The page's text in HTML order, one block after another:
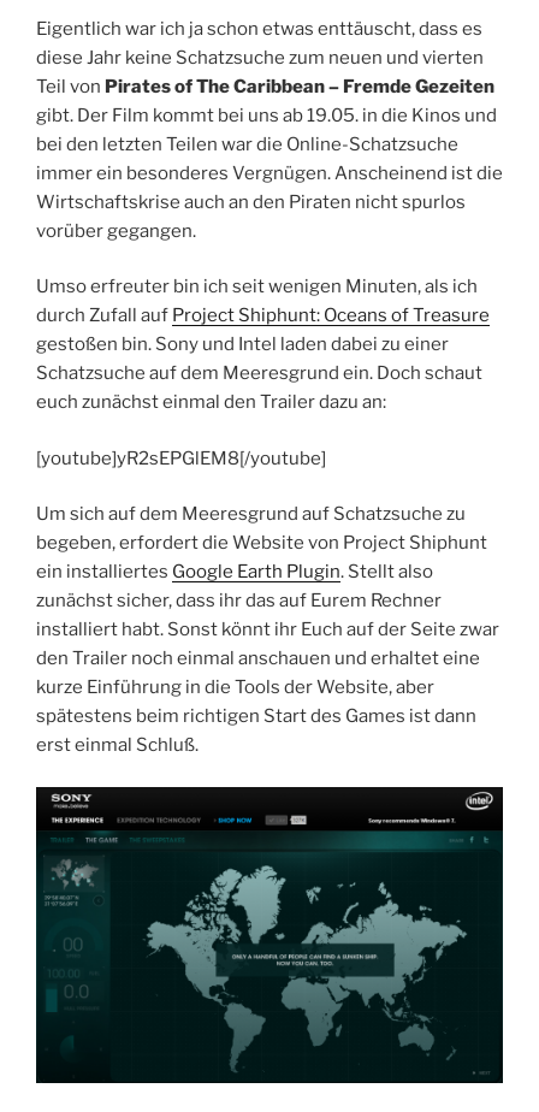
Eigentlich war ich ja schon etwas enttäuscht, dass es
diese Jahr keine Schatzsuche zum neuen und vierten
Teil von Pirates of The Caribbean – Fremde Gezeiten
gibt. Der Film kommt bei uns ab 19.05. in die Kinos und
bei den letzten Teilen war die Online-Schatzsuche
immer ein besonderes Vergnügen. Anscheinend ist die
Wirtschaftskrise auch an den Piraten nicht spurlos
vorüber gegangen.
Umso erfreuter bin ich seit wenigen Minuten, als ich
durch Zufall auf Project Shiphunt: Oceans of Treasure
gestoßen bin. Sony und Intel laden dabei zu einer
Schatzsuche auf dem Meeresgrund ein. Doch schaut
euch zunächst einmal den Trailer dazu an:
[youtube]yR2sEPGlEM8[/youtube]
Um sich auf dem Meeresgrund auf Schatzsuche zu
begeben, erfordert die Website von Project Shiphunt
ein installiertes Google Earth Plugin. Stellt also
zunächst sicher, dass ihr das auf Eurem Rechner
installiert habt. Sonst könnt ihr Euch auf der Seite zwar
den Trailer noch einmal anschauen und erhaltet eine
kurze Einführung in die Tools der Website, aber
spätestens beim richtigen Start des Games ist dann
erst einmal Schluß.